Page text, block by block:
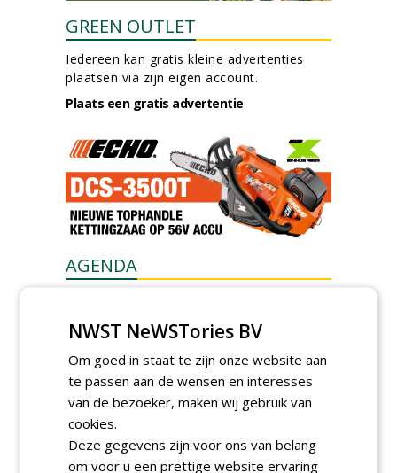
GREEN OUTLET
Iedereen kan gratis kleine advertenties
plaatsen via zijn eigen account.
Plaats een gratis advertentie
AGENDA
woensdag 9 september 2026
Poel organiseert
Boomverzorgersdag voor
boomprofessionals
vrijdag 9 oktober 2026
toekomst begint in de
openbare ruimte
NWST NeWSTories BV
Om goed in staat te zijn onze website aan
te passen aan de wensen en interesses
van de bezoeker, maken wij gebruik van
cookies.
Deze gegevens zijn voor ons van belang
om voor u een prettige website ervaring